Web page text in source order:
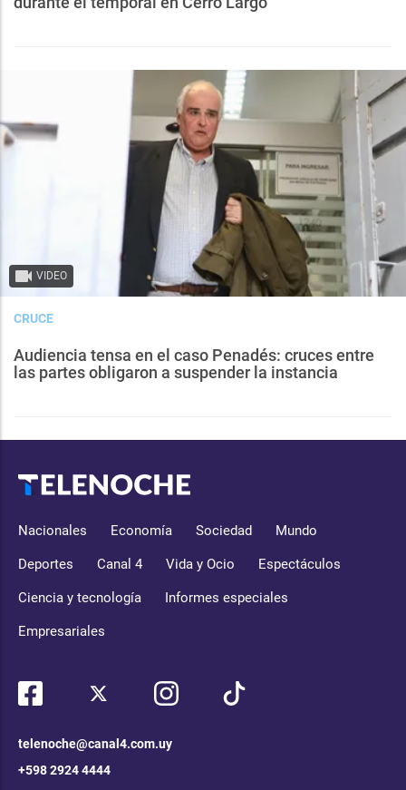
VIDEO
CRUCE
Audiencia tensa en el caso Penadés: cruces entre
las partes obligaron a suspender la instancia
Nacionales Economía Sociedad Mundo
Deportes Canal 4 Vida y Ocio Espectáculos
Ciencia y tecnología Informes especiales
Empresariales
telenoche@canal4.com.uy
+598 2924 4444